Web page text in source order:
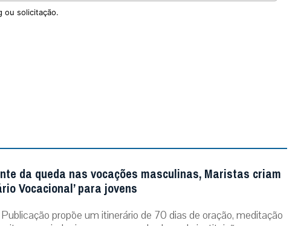
ou solicitação.
da queda nas vocações masculinas, Maristas criam
Vocacional’ para jovens
Publicação propõe um itinerário de 70 dias de oração, meditação